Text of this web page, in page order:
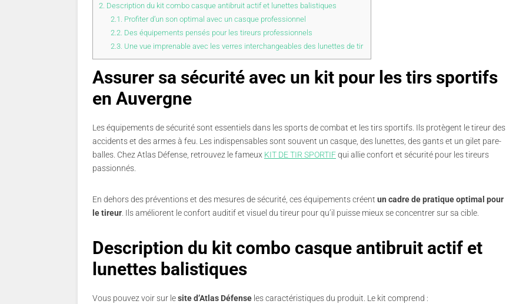
2. Description du kit combo casque antibruit actif et lunettes balistiques
2.1. Profiter d’un son optimal avec un casque professionnel
2.2. Des équipements pensés pour les tireurs professionnels
2.3. Une vue imprenable avec les verres interchangeables des lunettes de tir
Assurer sa sécurité avec un kit pour les tirs sportifs
en Auvergne
Les équipements de sécurité sont essentiels dans les sports de combat et les tirs sportifs. Ils protègent le tireur des
accidents et des armes à feu. Les indispensables sont souvent un casque, des lunettes, des gants et un gilet pare-
balles. Chez Atlas Défense, retrouvez le fameux KIT DE TIR SPORTIFqui allie confort et sécurité pour les tireurs
passionnés.
En dehors des préventions et des mesures de sécurité, ces équipements créent un cadre de pratique optimal pour
le tireur. Ils améliorent le confort auditif et visuel du tireur pour qu’il puisse mieux se concentrer sur sa cible.
Description du kit combo casque antibruit actif et
lunettes balistiques
Vous pouvez voir sur lesite d’Atlas Défense les caractéristiques du produit. Le kit comprend :